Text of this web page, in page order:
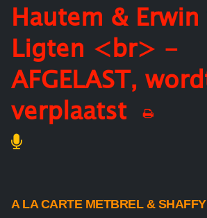
Hautem & Erwin
Ligten <br> -
AFGELAST,
verplaatst
A LA CARTE METBREL & SHAFFY